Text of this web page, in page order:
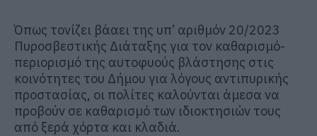
Όπως τονίζει βάαει της υπ’ αριθμόν 20/2023
Πυροσβεστικής Διάταξης για τον καθαρισμό-
περιορισμό της αυτοφυούς βλάστησης στις
κοινότητες του Δήμου για λόγους αντιπυρικής
προστασίας, οι πολίτες καλούνται άμεσα να
προβούν σε καθαρισμό των ιδιοκτησιών τους
από ξερά χόρτα και κλαδιά.